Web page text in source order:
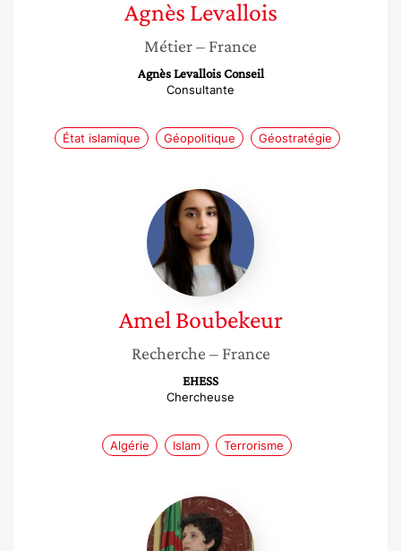
Agnès Levallois
Métier– France
Agnès Levallois Conseil
Consultante
État islamique Géopolitique Géostratégie
Amel
Boubekeur
Amel Boubekeur
Recherche – France
EHESS
Chercheuse
Algérie Islam Terrorisme
Malika
Rahal